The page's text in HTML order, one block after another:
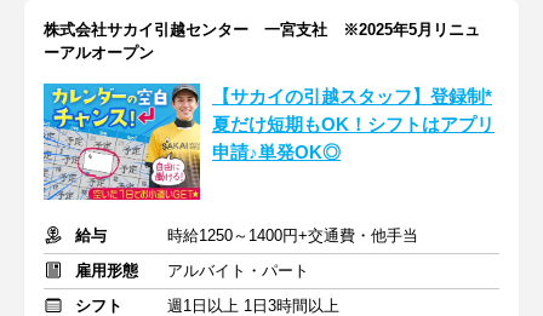
株式会社サカイ引越センター 一宮支社 ※2025年5月リニュ
ーアルオープン
【サカイの引越スタッフ】登録制*
夏だけ短期もOK！シフトはアプリ
申請♪単発OK◎
給与
時給1250～1400円+交通費・他手当
雇用形態
アルバイト・パート
シフト
週1日以上 1日3時間以上